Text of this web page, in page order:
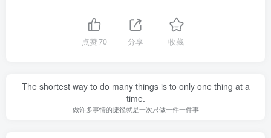
点赞70 分享 收藏
The shortest way to do many things is to only one thing at a
time.
做许多事情的捷径就是一次只做一件一件事